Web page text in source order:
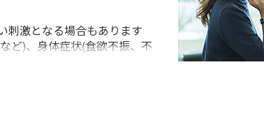
刺激となる場合もあります
ど)、身体症状(食欲不振、不